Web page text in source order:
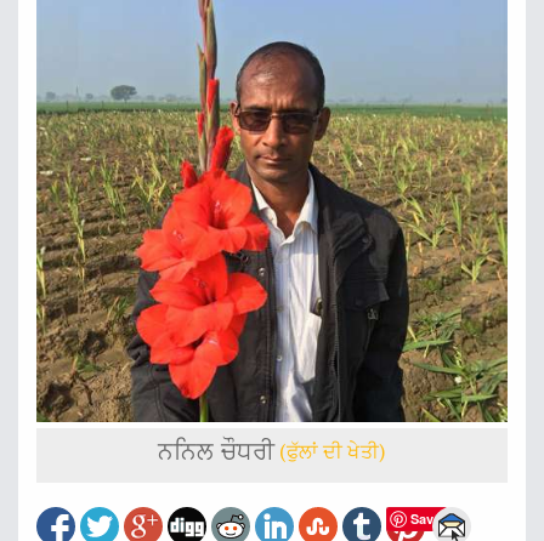
ਨਨਿਲ ਚੌਧਰੀ (ਫੁੱਲਾਂ ਦੀ ਖੇਤੀ)
Save